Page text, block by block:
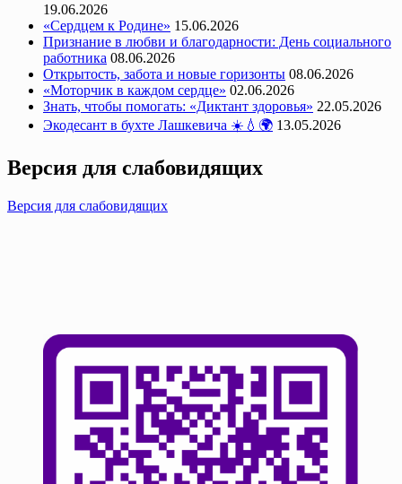
19.06.2026
«Сердцем к Родине» 15.06.2026
Признание в любви и благодарности: День социального
работника 08.06.2026
Открытость, забота и новые горизонты 08.06.2026
«Моторчик в каждом сердце» 02.06.2026
Знать, чтобы помогать: «Диктант здоровья» 22.05.2026
Экодесант в бухте Лашкевича ☀️💧🌍 13.05.2026
Версия для слабовидящих
Версия для слабовидящих